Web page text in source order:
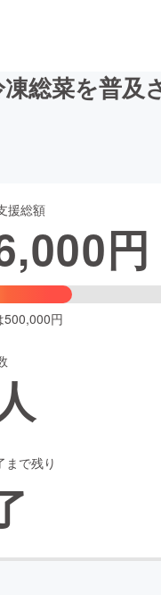
ファッショ
総菜を普及
援総額
円
500,000円
まで残り